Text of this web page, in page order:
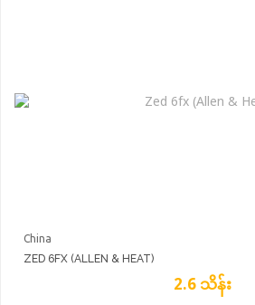
China
ZED 6FX (ALLEN & HEAT)
2.6 သိန်း